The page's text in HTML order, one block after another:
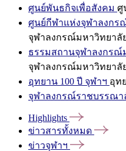
ศูนย์พันธกิจเพื่อสังคม ศู
ศูนย์กีฬาแห่งจุฬาลงกร
จุฬาลงกรณ์มหาวิทยาลั
ธรรมสถานจุฬาลงกรณ์
จุฬาลงกรณ์มหาวิทยาลั
อุทยาน 100 ปี จุฬาฯ อุท
จุฬาลงกรณ์ราชบรรณา
Highlights
ข่าวสารทั้งหมด
ข่าวจุฬาฯ